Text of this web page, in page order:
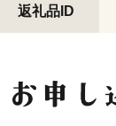
返礼品ID